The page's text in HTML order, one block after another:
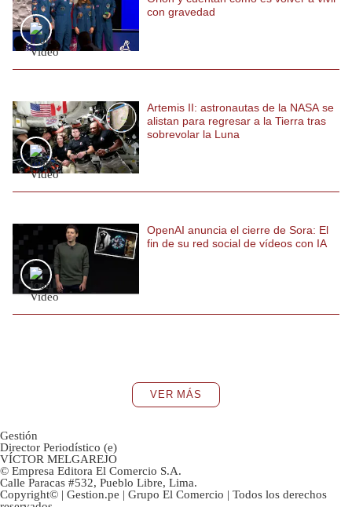
con gravedad
Artemis II: astronautas de la NASA se
alistan para regresar a la Tierra tras
sobrevolar la Luna
OpenAI anuncia el cierre de Sora: El
fin de su red social de vídeos con IA
VER MÁS
Gestión
Director Periodístico (e)
VÍCTOR MELGAREJO
© Empresa Editora El Comercio S.A.
Calle Paracas #532, Pueblo Libre, Lima.
Copyright© | Gestion.pe | Grupo El Comercio | Todos los derechos